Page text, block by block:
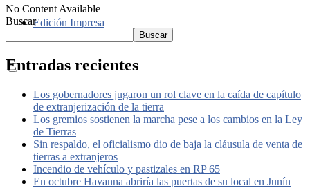
Edición Impresa
No Content Available
Buscar
Buscar
Entradas recientes
Los gobernadores jugaron un rol clave en la caída de capítulo
de extranjerización de la tierra
Los gremios sostienen la marcha pese a los cambios en la Ley
de Tierras
Sin respaldo, el oficialismo dio de baja la cláusula de venta de
tierras a extranjeros
Incendio de vehículo y pastizales en RP 65
En octubre Havanna abriría las puertas de su local en Junín